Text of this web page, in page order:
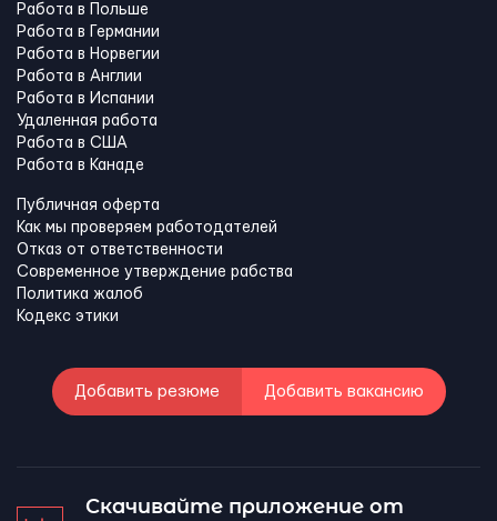
Работа в Польше
Работа в Германии
Работа в Норвегии
Работа в Англии
Работа в Испании
Удаленная работа
Работа в США
Работа в Канадe
Публичная оферта
Как мы проверяем работодателей
Отказ от ответственности
Современное утверждение рабства
Политика жалоб
Кодекс этики
Добавить резюме Добавить вакансию
Скачивайте приложение от